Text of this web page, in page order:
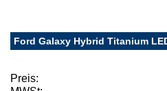
Ford Galaxy Hybrid Titanium
Preis: